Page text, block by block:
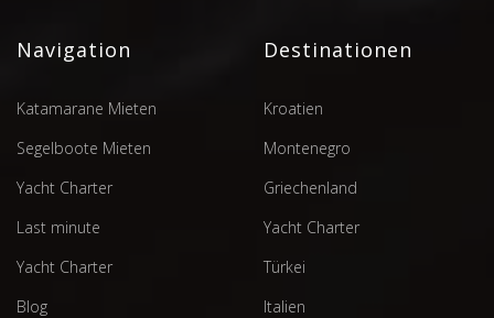
Navigation
Katamarane Mieten
Segelboote Mieten
Yacht Charter
Last minute
Yacht Charter
Blog
Destinationen
Kroatien
Montenegro
Griechenland
Yacht Charter
Türkei
Italien